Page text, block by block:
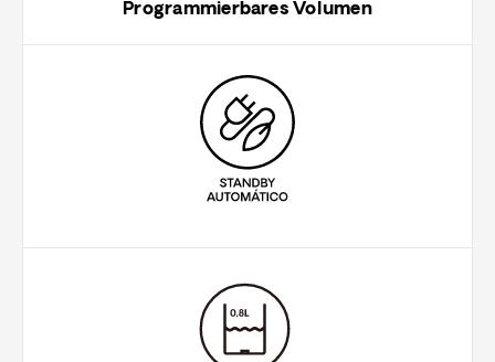
Programmierbares Volumen